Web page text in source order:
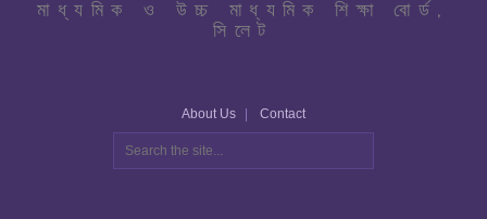
মাধ্যমিক ও উচ্চ মাধ্যমিক শিক্ষা বোর্ড,
সিলেট
About Us Contact